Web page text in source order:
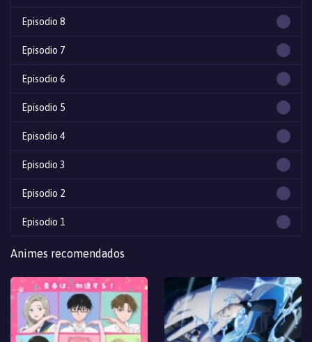
Episodio 8
Episodio 7
Episodio 6
Episodio 5
Episodio 4
Episodio 3
Episodio 2
Episodio 1
Animes recomendados